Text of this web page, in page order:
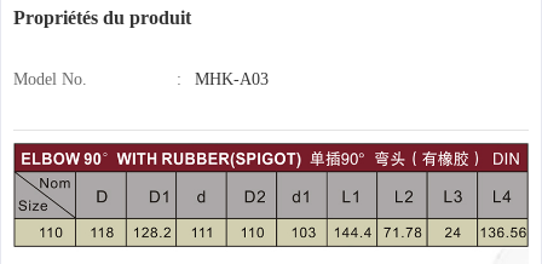
Propriétés du produit
Model No. : MHK-A03